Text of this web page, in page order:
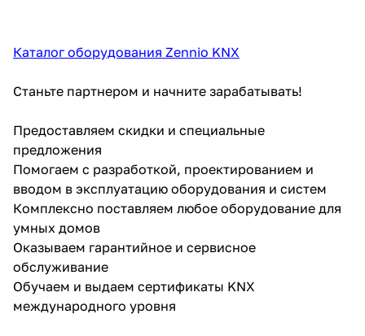
Каталог оборудования Zennio KNX
Станьте партнером и начните зарабатывать!
Предоставляем скидки и специальные
предложения
Помогаем с разработкой, проектированием и
вводом в эксплуатацию оборудования и систем
Комплексно поставляем любое оборудование для
умных домов
Оказываем гарантийное и сервисное
обслуживание
Обучаем и выдаем сертификаты KNX
международного уровня